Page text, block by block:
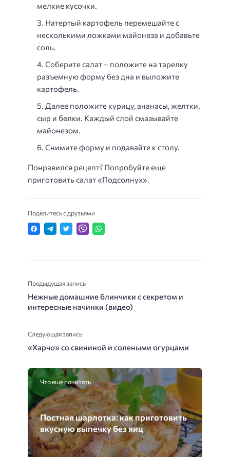
мелкие кусочки.
Натертый картофель перемешайте с
несколькими ложками майонеза и добавьте
соль.
Соберите салат – положите на тарелку
разъемную форму без дна и выложите
картофель.
Далее положите курицу, ананасы, желтки,
сыр и белки. Каждый слой смазывайте
майонезом.
Снимите форму и подавайте к столу.
Понравился рецепт? Попробуйте еще
приготовить салат «Подсолнух».
Поделитесь с друзьями
Предыдущая запись
Нежные домашние блинчики с секретом и
интересные начинки (видео)
Следующая запись
«Харчо» со свининой и солеными огурцами
Что еще почитать
Постная шарлотка: как приготовить
вкусную выпечку без яиц